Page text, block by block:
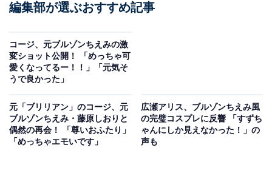
編集部が選ぶおすすめ記事
コージ、元ブルゾンちえみの激
変ショット公開！ 「めっちゃ可
愛くなってるー！！」「元気そ
うで良かった」
元「ブリリアン」のコージ、元
ブルゾンちえみ・藤原しおりと
偶然の再会！ 「尊いおふたり」
「めっちゃエモいです」
広瀬アリス、ブルゾンちえみ風
の完璧コスプレに反響 「すずち
ゃんにしか見えなかった！」の
声も